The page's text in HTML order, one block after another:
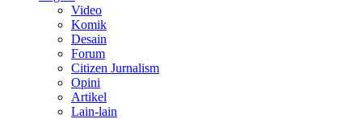
Video
Komik
Desain
Forum
Citizen Jurnalism
Opini
Artikel
Lain-lain